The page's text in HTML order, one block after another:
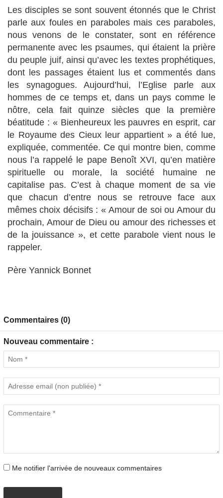
Les disciples se sont souvent étonnés que le Christ
parle aux foules en paraboles mais ces paraboles,
nous venons de le constater, sont en référence
permanente avec les psaumes, qui étaient la prière
du peuple juif, ainsi qu’avec les textes prophétiques,
dont les passages étaient lus et commentés dans
les synagogues. Aujourd’hui, l’Eglise parle aux
hommes de ce temps et, dans un pays comme le
nôtre, cela fait quinze siècles que la première
béatitude : « Bienheureux les pauvres en esprit, car
le Royaume des Cieux leur appartient » a été lue,
expliquée, commentée. Ce qui montre bien, comme
nous l’a rappelé le pape Benoît XVI, qu’en matière
spirituelle ou morale, la société humaine ne
capitalise pas. C’est à chaque moment de sa vie
que chacun d’entre nous se retrouve face aux
mêmes choix décisifs : « Amour de soi ou Amour du
prochain, Amour de Dieu ou amour des richesses et
de la jouissance », et cette parabole vient nous le
rappeler.
Père Yannick Bonnet
Commentaires (0)
Nouveau commentaire :
Me notifier l'arrivée de nouveaux commentaires